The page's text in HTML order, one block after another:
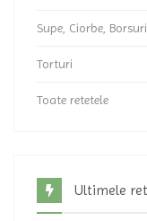
Supe, Ciorbe, Borsuri
Torturi
Toate retetele
Ultimele